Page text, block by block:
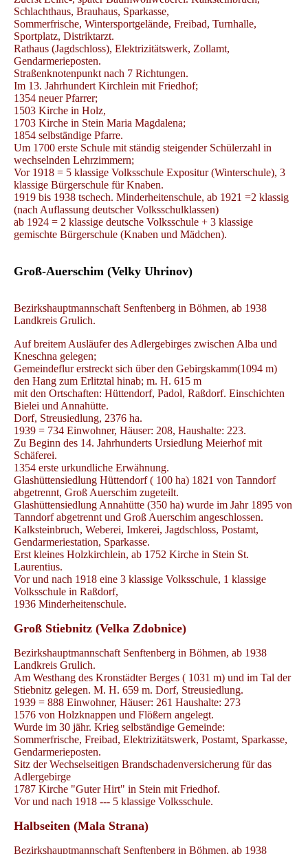
Schlachthaus, Brauhaus, Sparkasse,
Sommerfrische, Wintersportgelände, Freibad, Turnhalle,
Sportplatz, Distriktarzt.
Rathaus (Jagdschloss), Elektrizitätswerk, Zollamt,
Gendarmerieposten.
Straßenknotenpunkt nach 7 Richtungen.
Im 13. Jahrhundert Kirchlein mit Friedhof;
1354 neuer Pfarrer;
1503 Kirche in Holz,
1703 Kirche in Stein Maria Magdalena;
1854 selbständige Pfarre.
Um 1700 erste Schule mit ständig steigender Schülerzahl in
wechselnden Lehrzimmern;
Vor 1918 = 5 klassige Volksschule Expositur (Winterschule), 3
klassige Bürgerschule für Knaben.
1919 bis 1938 tschech. Minderheitenschule, ab 1921 =2 klassig
(nach Auflassung deutscher Volksschulklassen)
ab 1924 = 2 klassige deutsche Volksschule + 3 klassige
gemischte Bürgerschule (Knaben und Mädchen).
Groß-Auerschim (Velky Uhrinov)
Bezirkshauptmannschaft Senftenberg in Böhmen, ab 1938
Landkreis Grulich.
Auf breitem Ausläufer des Adlergebirges zwischen Alba und
Kneschna gelegen;
Gemeindeflur erstreckt sich über den Gebirgskamm(1094 m)
den Hang zum Erlitztal hinab; m. H. 615 m
mit den Ortschaften: Hüttendorf, Padol, Raßdorf. Einschichten
Bielei und Annahütte.
Dorf, Streusiedlung, 2376 ha.
1939 = 734 Einwohner, Häuser: 208, Haushalte: 223.
Zu Beginn des 14. Jahrhunderts Ursiedlung Meierhof mit
Schäferei.
1354 erste urkundliche Erwähnung.
Glashüttensiedlung Hüttendorf ( 100 ha) 1821 von Tanndorf
abgetrennt, Groß Auerschim zugeteilt.
Glashüttensiedlung Annahütte (350 ha) wurde im Jahr 1895 von
Tanndorf abgetrennt und Groß Auerschim angeschlossen.
Kalksteinbruch, Weberei, Imkerei, Jagdschloss, Postamt,
Gendarmeriestation, Sparkasse.
Erst kleines Holzkirchlein, ab 1752 Kirche in Stein St.
Laurentius.
Vor und nach 1918 eine 3 klassige Volksschule, 1 klassige
Volksschule in Raßdorf,
1936 Minderheitenschule.
Groß Stiebnitz (Velka Zdobnice)
Bezirkshauptmannschaft Senftenberg in Böhmen, ab 1938
Landkreis Grulich.
Am Westhang des Kronstädter Berges ( 1031 m) und im Tal der
Stiebnitz gelegen. M. H. 659 m. Dorf, Streusiedlung.
1939 = 888 Einwohner, Häuser: 261 Haushalte: 273
1576 von Holzknappen und Flößern angelegt.
Wurde im 30 jähr. Krieg selbständige Gemeinde:
Sommerfrische, Freibad, Elektrizitätswerk, Postamt, Sparkasse,
Gendarmerieposten.
Sitz der Wechselseitigen Brandschadenversicherung für das
Adlergebirge
1787 Kirche "Guter Hirt" in Stein mit Friedhof.
Vor und nach 1918 --- 5 klassige Volksschule.
Halbseiten (Mala Strana)
Bezirkshauptmannschaft Senftenberg in Böhmen, ab 1938